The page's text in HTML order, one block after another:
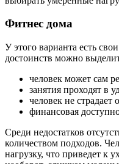
Фитнес дома
У этого варианта есть
достоинств можно
человек может сам
занятия проходят в
человек не
финансовая
Среди недостатков
количеством подходов.
нагрузку, что приведет к